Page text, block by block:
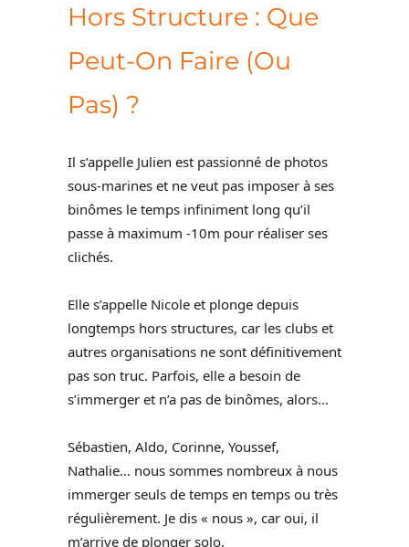
Hors Structure : Que
Peut-On Faire (Ou
Pas) ?
Il s’appelle Julien est passionné de photos
sous-marines et ne veut pas imposer à ses
binômes le temps infiniment long qu’il
passe à maximum -10m pour réaliser ses
clichés.
Elle s’appelle Nicole et plonge depuis
longtemps hors structures, car les clubs et
autres organisations ne sont définitivement
pas son truc. Parfois, elle a besoin de
s’immerger et n’a pas de binômes, alors…
Sébastien, Aldo, Corinne, Youssef,
Nathalie… nous sommes nombreux à nous
immerger seuls de temps en temps ou très
régulièrement. Je dis « nous », car oui, il
m’arrive de plonger solo.